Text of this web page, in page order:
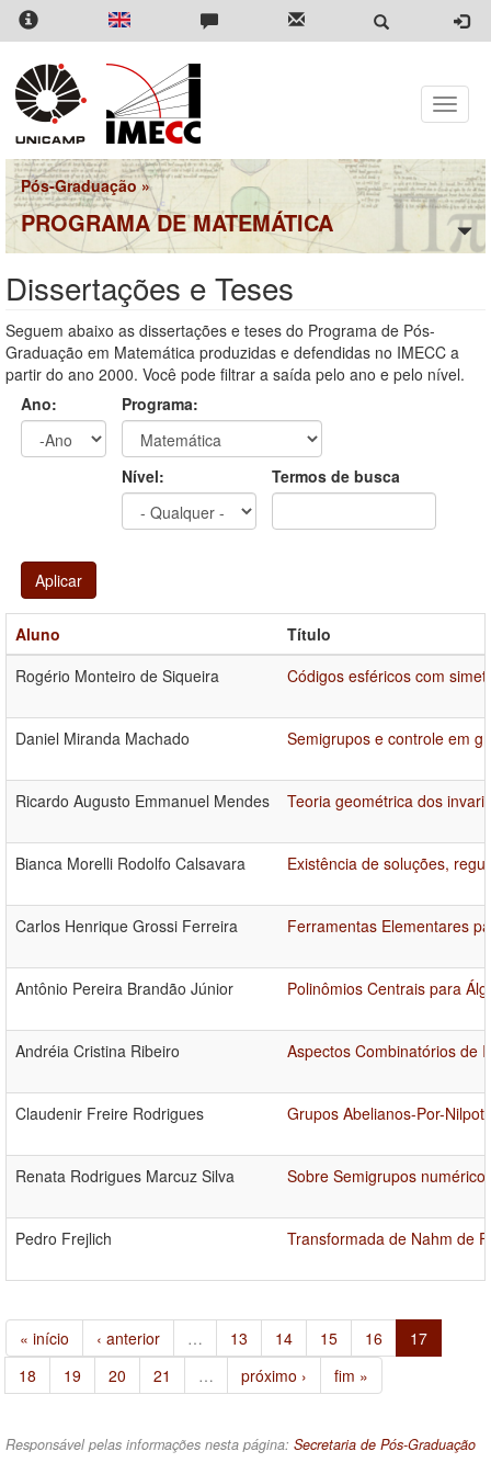
Pular
para
conteúdo
principal
Toggle
Pós-Graduação »
PROGRAMA DE MATEMÁTICA
Dissertações e Teses
Seguem abaixo as dissertações e teses do Programa de Pós-
Graduação em Matemática produzidas e defendidas no IMECC a
partir do ano 2000. Você pode filtrar a saída pelo ano e pelo nível.
Ano:
Programa:
Nível: Termos de busca
Aplicar
Aluno
Título
Rogério Monteiro de Siqueira
Códigos esféricos com
Daniel Miranda Machado Semigrupos e controle em
Ricardo Augusto Emmanuel Mendes Teoria geométrica dos
Bianca Morelli Rodolfo Calsavara Existência de soluções,
Carlos Henrique Grossi Ferreira Ferramentas Elementares
Antônio Pereira Brandão Júnior Polinômios Centrais para
Andréia Cristina Ribeiro Aspectos Combinatórios de
Claudenir Freire Rodrigues Grupos Abelianos-Por-
Renata Rodrigues Marcuz Silva Sobre Semigrupos
Pedro Frejlich Transformada de Nahm de
« início ‹ anterior … 13 14 15 16
17
18
19 20 21 … próximo › fim »
Responsável pelas informações nesta página: Secretaria de Pós-Graduação